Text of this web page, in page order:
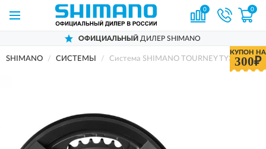
0 0
ОФИЦИАЛЬНЫЙ ДИЛЕР SHIMANO
КУПОН НА
300₽
SHIMANO СИСТЕМЫ Система SHIMANO TOURNEY TY301, 175